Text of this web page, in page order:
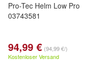
Pro-Tec Helm Low Pro
03743581
94,99 € (94,99 €/)
Kostenloser Versand